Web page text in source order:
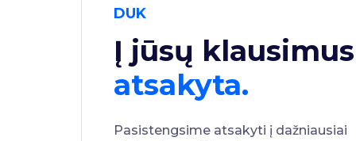
DUK
Į jūsų klausimus
atsakyta.
Pasistengsime atsakyti į dažniausiai